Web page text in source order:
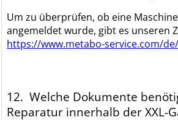
Um zu überprüfen, ob eine
angemeldet wurde, gibt es unseren
https://www.metabo-service.com/
12. Welche Dokumente
Reparatur innerhalb der XXL-